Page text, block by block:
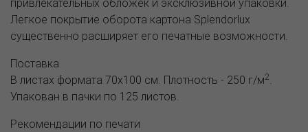
Легкое покрытие оборота картона Splendorlux
существенно расширяет его печатные возможности.
Поставка
В листах формата 70х100 см. Плотность - 250 г/м2
Упакован в пачки по 125 листов.
Рекомендации по печати